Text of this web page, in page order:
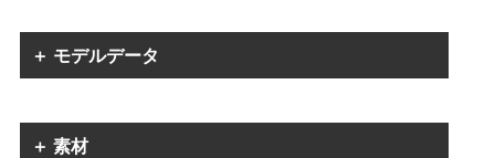
＋ モデルデータ
＋ 素材